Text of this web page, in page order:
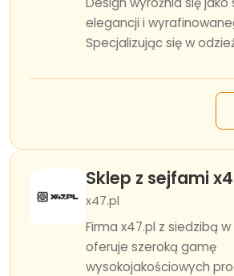
elegancji i
Specjalizując się w
Sklep z sejfami
x47.pl
Firma x47.pl z siedzibą w
oferuje szeroką gamę
wysokojakościowych